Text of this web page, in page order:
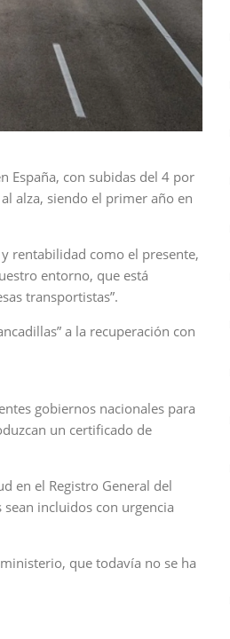
España, con subidas del 4 por
alza, siendo el primer año en
rentabilidad como el presente,
entorno, que está
transportistas”.
a la recuperación con
gobiernos nacionales para
un certificado de
en el Registro General del
incluidos con urgencia
que todavía no se ha